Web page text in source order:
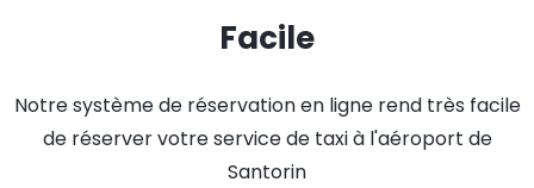
Facile
Notre système de réservation en ligne rend très facile
de réserver votre service de taxi à l'aéroport de
Santorin